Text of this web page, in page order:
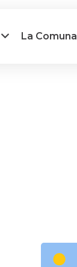
La Comuna